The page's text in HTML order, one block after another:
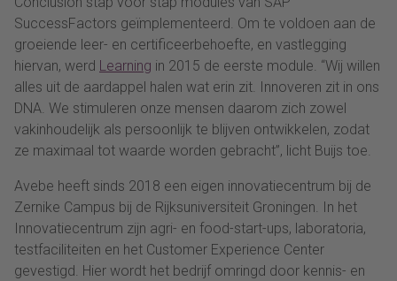
SuccessFactors geïmplementeerd. Om te voldoen aan de
groeiende leer- en certificeerbehoefte, en vastlegging
hiervan, werd Learning in 2015 de eerste module. “Wij willen
alles uit de aardappel halen wat erin zit. Innoveren zit in ons
DNA. We stimuleren onze mensen daarom zich zowel
vakinhoudelijk als persoonlijk te blijven ontwikkelen, zodat
ze maximaal tot waarde worden gebracht”, licht Buijs toe.
Avebe heeft sinds 2018 een eigen innovatiecentrum bij de
Zernike Campus bij de Rijksuniversiteit Groningen. In het
Innovatiecentrum zijn agri- en food-start-ups, laboratoria,
testfaciliteiten en het Customer Experience Center
gevestigd. Hier wordt het bedrijf omringd door kennis- en